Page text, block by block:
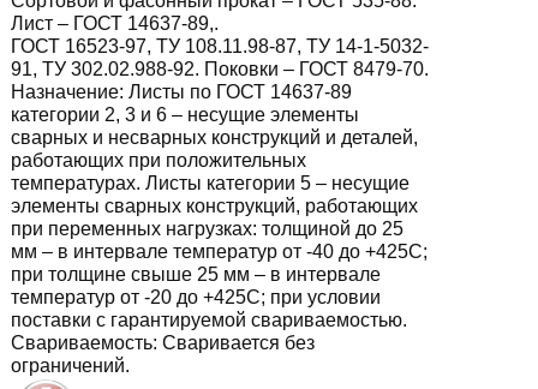
Лист – ГОСТ 14637-89,.
ГОСТ 16523-97, ТУ 108.11.98-87, ТУ 14-1-5032-
91, ТУ 302.02.988-92. Поковки – ГОСТ 8479-70.
Назначение: Листы по ГОСТ 14637-89
категории 2, 3 и 6 – несущие элементы
сварных и несварных конструкций и деталей,
работающих при положительных
температурах. Листы категории 5 – несущие
элементы сварных конструкций, работающих
при переменных нагрузках: толщиной до 25
мм – в интервале температур от -40 до +425С;
при толщине свыше 25 мм – в интервале
температур от -20 до +425С; при условии
поставки с гарантируемой свариваемостью.
Свариваемость: Сваривается без
ограничений.